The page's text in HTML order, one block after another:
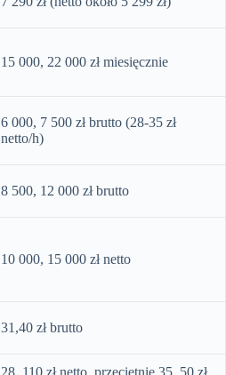
15 000, 22 000 zł miesięcznie
6 000, 7 500 zł brutto (28-35 zł
netto/h)
8 500, 12 000 zł brutto
10 000, 15 000 zł netto
31,40 zł brutto